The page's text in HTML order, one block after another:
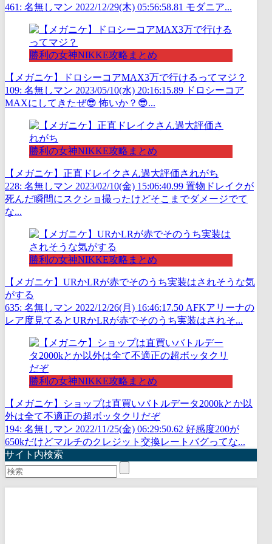
461: 名無しマン 2022/12/29(木) 05:56:58.81 モダニア...
勝利の女神NIKKE攻略まとめ
【メガニケ】ドロシーコアMAX3万で行けるってマジ？
109: 名無しマン 2023/05/10(水) 20:16:15.89 ドロシーコア
MAXにしてきたぜ😎 怖いか？😎...
勝利の女神NIKKE攻略まとめ
【メガニケ】正直ドレイクさん過大評価されがち
228: 名無しマン 2023/02/10(金) 15:06:40.99 置物ドレイクが
死んだ瞬間にスクショ撮ったけどそこまでダメージでて
な...
勝利の女神NIKKE攻略まとめ
【メガニケ】URかLRが赤でそのうち実装はされそうな気
がする
635: 名無しマン 2022/12/26(月) 16:46:17.50 AFKアリーナの
レア度見てるとURかLRが赤でそのうち実装はされそ...
勝利の女神NIKKE攻略まとめ
【メガニケ】ショップは直買いバトルデータ2000kとか以
外は全て不適正の超ボッタクリだぞ
194: 名無しマン 2022/11/25(金) 06:29:50.62 好感度200が
650kだけどマルチのクレジット交換レートバグってな...
サイト内検索